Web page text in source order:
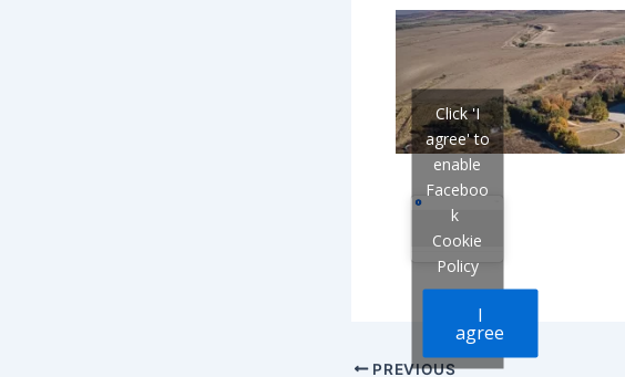
Click 'I
agree' to
enable
Faceboo
k
Cookie
Policy
I
agree
PREVIOUS